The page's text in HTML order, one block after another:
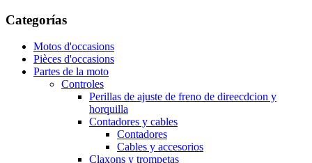
Categorías
Motos d'occasions
Pièces d'occasions
Partes de la moto
Controles
Perillas de ajuste de freno de direecdcion y
horquilla
Contadores y cables
Contadores
Cables y accesorios
Claxons y trompetas